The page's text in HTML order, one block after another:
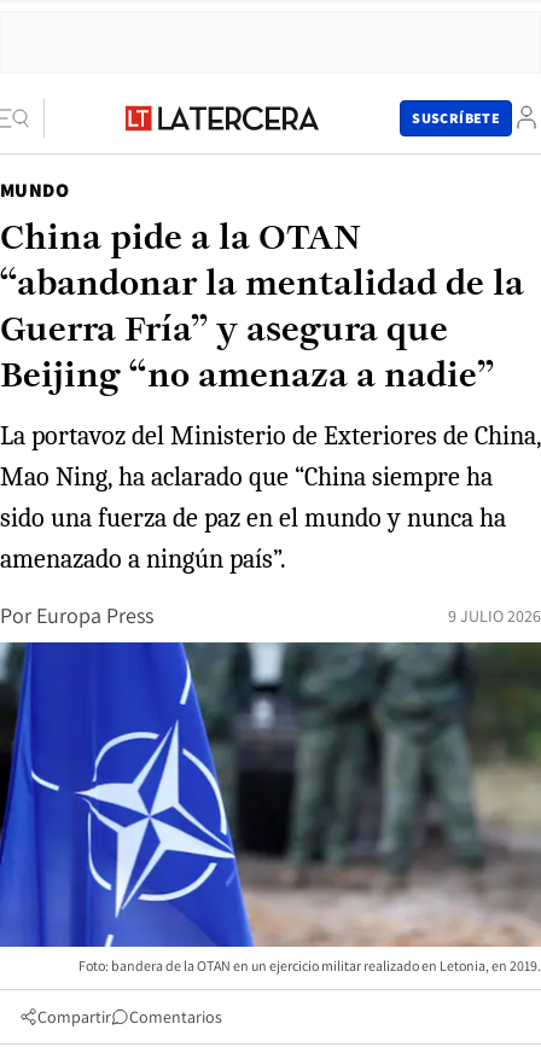
SUSCRÍBETE
MUNDO
China pide a la OTAN
“abandonar la mentalidad de la
Guerra Fría” y asegura que
Beijing “no amenaza a nadie”
La portavoz del Ministerio de Exteriores de China,
Mao Ning, ha aclarado que “China siempre ha
sido una fuerza de paz en el mundo y nunca ha
amenazado a ningún país”.
Por Europa Press 9 JULIO 2026
Foto: bandera de la OTAN en un ejercicio militar realizado en Letonia, en 2019.
Compartir Comentarios